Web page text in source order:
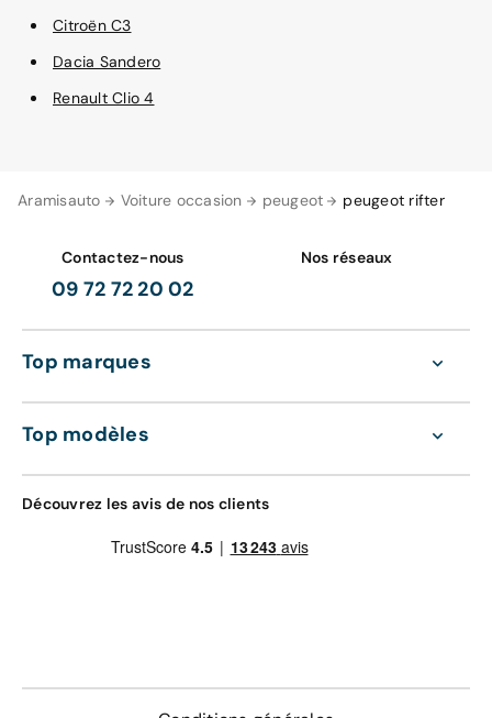
Aramisauto Voiture occasion peugeot peugeot rifter
Citroën C3
Dacia Sandero
Renault Clio 4
Contactez-nous
09 72 72 20 02
Nos réseaux
Top marques
Top modèles
Découvrez les avis de nos clients